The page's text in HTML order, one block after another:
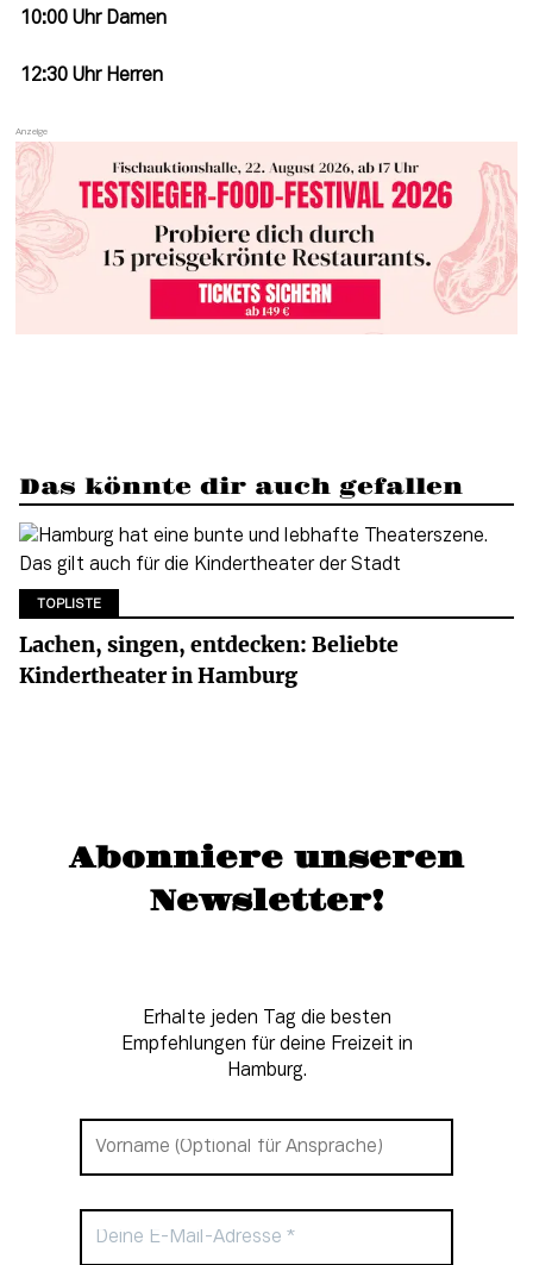
10:00 Uhr Damen
12:30 Uhr Herren
Das könnte dir auch gefallen
TOPLISTE
Lachen, singen, entdecken: Beliebte
Kindertheater in Hamburg
Abonniere unseren
Newsletter!
Erhalte jeden Tag die besten
Empfehlungen für deine Freizeit in
Hamburg.